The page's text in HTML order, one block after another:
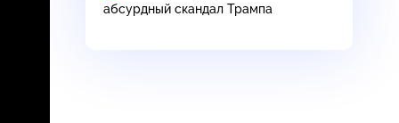
абсурдный скандал Трампа